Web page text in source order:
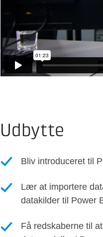
Udbytte
Bliv introduceret til
Lær at importere
datakilder til Power
Få redskaberne til